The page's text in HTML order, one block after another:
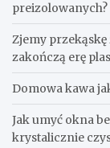
preizolowanych?
Zjemy
zakończą erę
​Domowa kawa
Jak umyć okna
krystalicznie